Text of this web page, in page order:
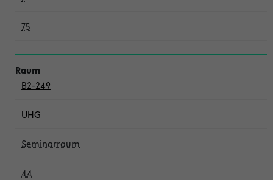
75
B2-249
UHG
Seminarraum
44